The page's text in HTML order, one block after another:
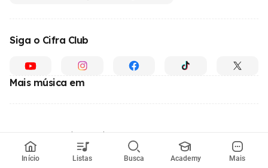
Início Listas Busca Academy Mais
Siga o Cifra Club
Mais música em
© 1996 - 2026, o maior site de ensino de música do Brasil